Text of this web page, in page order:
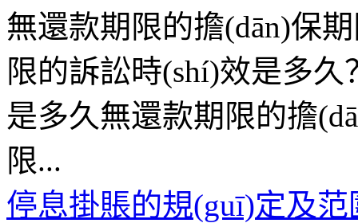
無還款期限的擔(dān)
限的訴訟時(shí)效是多久
是多久無還款期限的擔
限...
停息掛賬的規(guī)定及